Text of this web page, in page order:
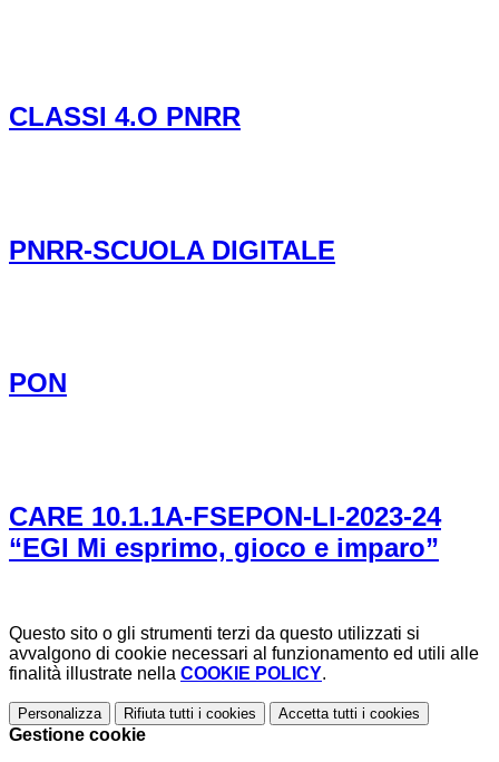
CLASSI 4.O PNRR
PNRR-SCUOLA DIGITALE
PON
CARE 10.1.1A-FSEPON-LI-2023-24
“EGI Mi esprimo, gioco e imparo”
Questo sito o gli strumenti terzi da questo utilizzati si
avvalgono di cookie necessari al funzionamento ed utili alle
finalità illustrate nella COOKIE POLICY.
Personalizza Rifiuta tutti i cookies Accetta tutti i cookies
Gestione cookie